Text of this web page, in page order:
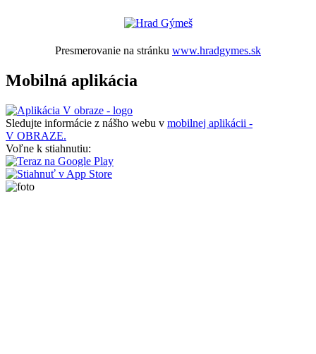
Presmerovanie na stránku www.hradgymes.sk
Mobilná aplikácia
Sledujte informácie z nášho webu v mobilnej aplikácii -
V OBRAZE.
Voľne k stiahnutiu: